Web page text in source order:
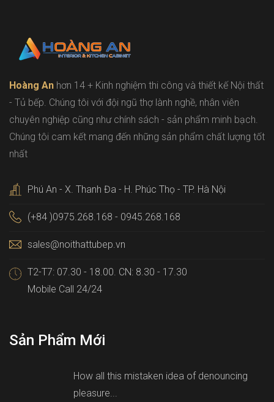
Hoàng An hơn 14 + Kinh nghiệm thi công và thiết kế Nội thất
- Tủ bếp. Chúng tôi với đội ngũ thợ lành nghề, nhân viên
chuyên nghiệp cũng như chính sách - sản phẩm minh bạch.
Chúng tôi cam kết mang đến những sản phẩm chất lượng tốt
nhất
Phú An - X. Thanh Đa - H. Phúc Thọ - TP. Hà Nội
(+84 )0975.268.168 - 0945.268.168
sales@noithattubep.vn
T2-T7: 07.30 - 18.00. CN: 8.30 - 17.30
Mobile Call 24/24
Sản Phẩm Mới
How all this mistaken idea of denouncing
pleasure...